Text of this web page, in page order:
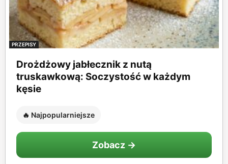
PRZEPISY
Drożdżowy jabłecznik z nutą
truskawkową: Soczystość w każdym
kęsie
🔥 Najpopularniejsze
Zobacz →